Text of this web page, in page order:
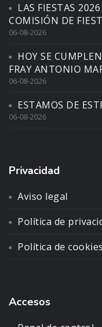
LAS FIESTAS
COMISIÓN DE
06-08-2026
HOY SE
FRAY ANTONIO
06-08-2026
ESTAMOS DE
06-08-2026
Privacidad
Aviso legal
Política de
Política de cookies
Accesos